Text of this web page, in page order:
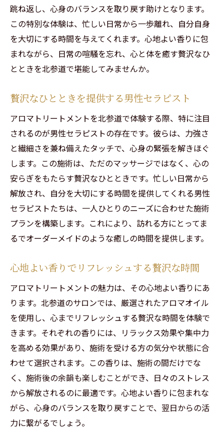
跳ね返し、心身のバランスを取り戻す助けとなります。
この特別な体験は、忙しい日常から一歩離れ、自分自身
を大切にする時間を与えてくれます。心地よい香りに包
まれながら、日常の喧騒を忘れ、心と体を癒す贅沢なひ
とときを北参道で堪能してみませんか。
贅沢なひとときを提供する男性セラピスト
アロマトリートメントを北参道で体験する際、特に注目
されるのが男性セラピストの存在です。彼らは、力強さ
と繊細さを兼ね備えたタッチで、心身の緊張を解きほぐ
します。この施術は、ただのマッサージではなく、心の
安らぎをもたらす贅沢なひとときです。忙しい日常から
解放され、自分を大切にする時間を提供してくれる男性
セラピストたちは、一人ひとりのニーズに合わせた施術
プランを構築します。これにより、訪れる方にとってま
るでオーダーメイドのような癒しの時間を提供します。
心地よい香りでリフレッシュする贅沢な時間
アロマトリートメントの魅力は、その心地よい香りにあ
ります。北参道のサロンでは、厳選されたアロマオイル
を使用し、心までリフレッシュする贅沢な時間を体験で
きます。それぞれの香りには、リラックス効果や集中力
を高める効果があり、施術を受ける方の気分や状態に合
わせて選択されます。この香りは、施術の間だけでな
く、施術後の余韻も楽しむことができ、日々のストレス
から解放されるのに最適です。心地よい香りに包まれな
がら、心身のバランスを取り戻すことで、翌日からの活
力に繋がるでしょう。